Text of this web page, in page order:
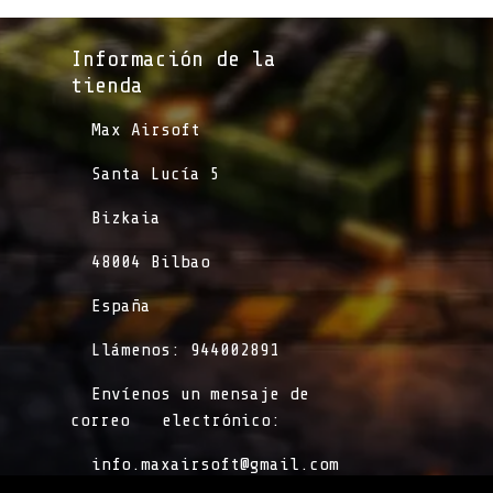
Información de la
tienda​
​Max Airsoft
​Santa Lucía 5
​Bizkaia
​48004 Bilbao
​España
​Llámenos: 944002891
​Envíenos un mensaje de
correo
​electrónico:
info.maxairsoft@gmail.com